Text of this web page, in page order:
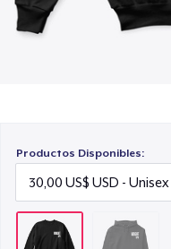
Productos Disponibles: